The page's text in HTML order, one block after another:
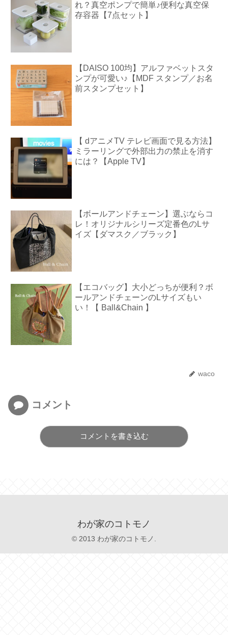
れ？真空ポンプで簡単♪便利な真空保
存容器【7点セット】
【DAISO 100均】アルファベットスタ
ンプが可愛い♪【MDF スタンプ／お名
前スタンプセット】
【 dアニメTV テレビ画面で見る方法】
ミラーリングで外部出力の禁止を消す
には？【Apple TV】
【ボールアンドチェーン】選ぶならコ
レ！オリジナルシリーズ定番色のLサ
イズ【ダマスク／ブラック】
【エコバッグ】大小どっちが便利？ボ
ールアンドチェーンのLサイズもい
い！【 Ball&Chain 】
waco
コメント
コメントを書き込む
わが家のコトモノ
© 2013 わが家のコトモノ.